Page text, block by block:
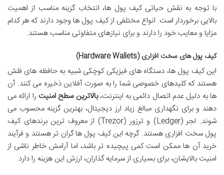
با توجه به نقش حیاتی کیف پول ها، انتخاب گزینه مناسب از اهمیت
بالایی برخوردار است. انواع مختلفی از کیف پول ها وجود دارند که هر کدام
مزایا و معایب خود را دارند و برای نیازهای متفاوتی مناسب هستند.
کیف پول های سخت افزاری (Hardware Wallets)
این کیف پول ها، دستگاه های فیزیکی کوچکی شبیه به حافظه های فلش
هستند که کلیدهای خصوصی شما را به صورت آفلاین ذخیره می کنند. آن
ها به دلیل عدم اتصال دائمی به اینترنت،بالاترین سطح امنیت را ارائه می
دهند و برای نگهداری مبالغ زیاد ارز دیجیتال، بهترین گزینه محسوب می
شوند. لجر (Ledger) و ترزور (Trezor) از معروف ترین برندهای کیف
پول سخت افزاری هستند. گرچه این کیف پول ها گران تر هستند و فرآیند
خرید آن ها ممکن است کمی پیچیده تر باشد، اما آرامش خاطر ناشی از
امنیت بالایشان، برای بسیاری از سرمایه گذاران، ارزش این هزینه را دارد.